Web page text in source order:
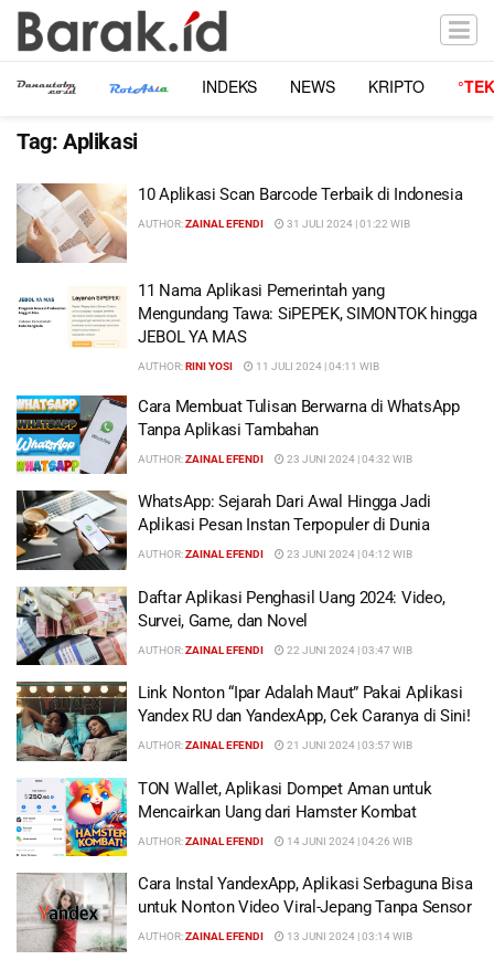
INDEKS NEWS KRIPTO
Tag: Aplikasi
10 Aplikasi Scan Barcode Terbaik di Indonesia
AUTHOR:ZAINAL EFENDI 31 JULI 2024 | 01:22 WIB
11 Nama Aplikasi Pemerintah yang
Mengundang Tawa: SiPEPEK, SIMONTOK hingga
JEBOL YA MAS
AUTHOR:RINI YOSI 11 JULI 2024 | 04:11 WIB
Cara Membuat Tulisan Berwarna di WhatsApp
Tanpa Aplikasi Tambahan
AUTHOR:ZAINAL EFENDI 23 JUNI 2024 | 04:32 WIB
WhatsApp: Sejarah Dari Awal Hingga Jadi
Aplikasi Pesan Instan Terpopuler di Dunia
AUTHOR:ZAINAL EFENDI 23 JUNI 2024 | 04:12 WIB
Daftar Aplikasi Penghasil Uang 2024: Video,
Survei, Game, dan Novel
AUTHOR:ZAINAL EFENDI 22 JUNI 2024 | 03:47 WIB
Link Nonton “Ipar Adalah Maut” Pakai Aplikasi
Yandex RU dan YandexApp, Cek Caranya di Sini!
AUTHOR:ZAINAL EFENDI 21 JUNI 2024 | 03:57 WIB
TON Wallet, Aplikasi Dompet Aman untuk
Mencairkan Uang dari Hamster Kombat
AUTHOR:ZAINAL EFENDI 14 JUNI 2024 | 04:26 WIB
Cara Instal YandexApp, Aplikasi Serbaguna Bisa
untuk Nonton Video Viral-Jepang Tanpa Sensor
AUTHOR:ZAINAL EFENDI 13 JUNI 2024 | 03:14 WIB